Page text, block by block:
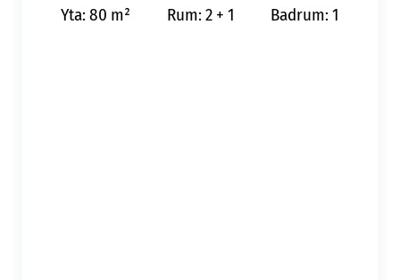
Yta: 80 m² Rum: 2 + 1 Badrum: 1